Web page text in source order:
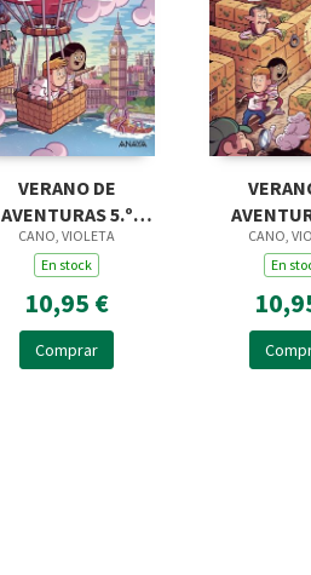
VERANO DE
AVENTURAS 5.º
PRIMARIA
CANO, VIOLETA
En stock
10,95 €
Comprar
CANO,
En